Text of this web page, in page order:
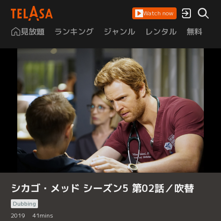
Watch now
見放題 ランキング ジャンル レンタル 無料
シカゴ・メッド シーズン5 第02話／吹替
Dubbing
2019
41mins